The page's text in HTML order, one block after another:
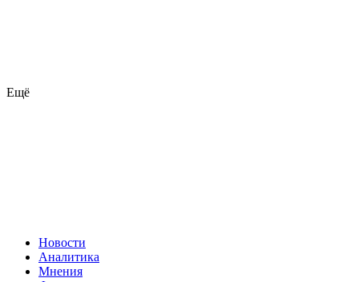
Ещё
Новости
Аналитика
Мнения